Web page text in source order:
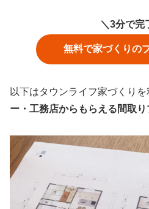
＼3分で完
無料で家づくりの
以下はタウンライフ家づくり
ー・工務店からもらえる間取り